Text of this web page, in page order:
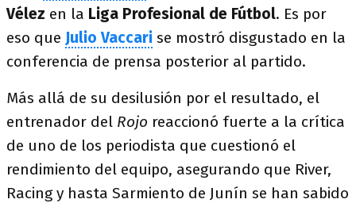
Vélez en la Liga Profesional de Fútbol. Es por
eso que Julio Vaccari se mostró disgustado en la
conferencia de prensa posterior al partido.
Más allá de su desilusión por el resultado, el
entrenador del Rojo reaccionó fuerte a la crítica
de uno de los periodista que cuestionó el
rendimiento del equipo, asegurando que River,
Racing y hasta Sarmiento de Junín se han sabido